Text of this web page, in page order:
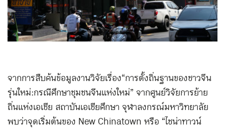
จากการสืบค้นข้อมูลงานวิจัยเรื่อง “การตั้งถิ่นฐานของชาวจีน
รุ่นใหม่:กรณีศึกษาชุมชนจีนแห่งใหม่” จากศูนย์วิจัยการย้าย
ถิ่นแห่งเอเชีย สถาบันเอเชียศึกษา จุฬาลงกรณ์มหาวิทยาลัย
พบว่าจุดเริ่มต้นของ New Chinatown หรือ “ไชน่าทาวน์